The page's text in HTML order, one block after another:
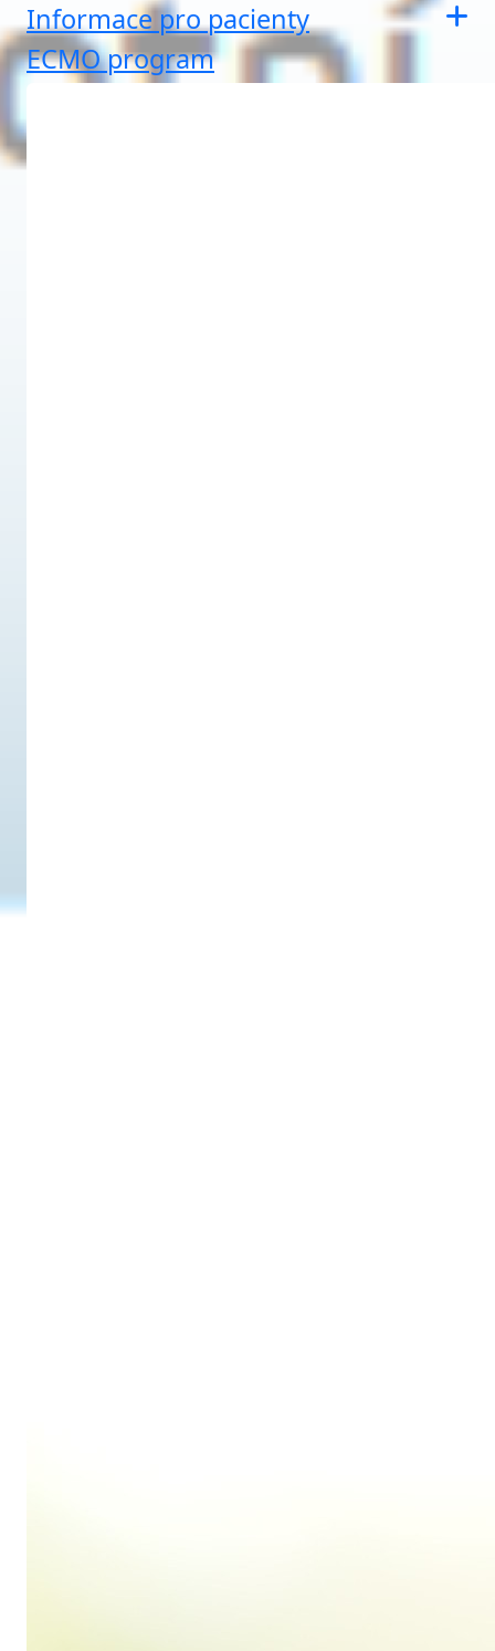
Informace pro pacienty
ECMO program